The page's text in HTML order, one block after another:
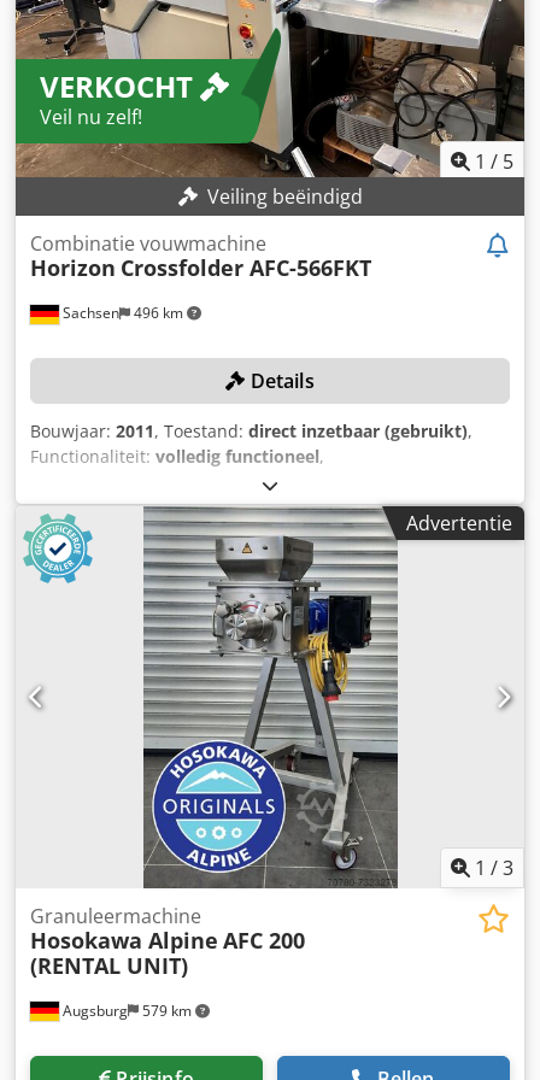
H): ca. 4.380 x 1.870 x 1.680 mm UITRUSTING Paletaanvoer
PFU-74F Gebruiksvriendelijk touchscreen
bedieningspaneel 6 vouwzakken Eerste mesvouw en 2
zakken onder het mes Tweede mes
VERKOCHT
Veil nu zelf!
1 / 5
Veiling beëindigd
Sachsen 496 km
Combinatie vouwmachine
Horizon Crossfolder AFC-566FKT
Details
Bouwjaar: 2011, Toestand: direct inzetbaar (gebruikt),
Functionaliteit: volledig functioneel,
338002
gegarandeerde verkoop aan de hoogste bieder! Het
uitbrengen van een bod verplicht tot tijdige afhaling
uiterlijk tot 31-12-2025! UITRUSTING 6 vouwtassen,
elektrisch instelbaar Csdpfexyf T Tjx Afisrf Altaarvouwtas
Advertentie
1 /3
Augsburg 579 km
Granuleermachine
Hosokawa Alpine AFC 200
(RENTAL UNIT)